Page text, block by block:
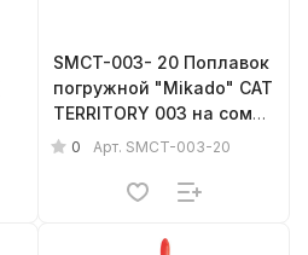
SMCT-003- 20 Поплавок
погружной "Mikado" CAT
TERRITORY 003 на сома,
с трещоткой 20гр.
0 Арт. SMCT-003-20